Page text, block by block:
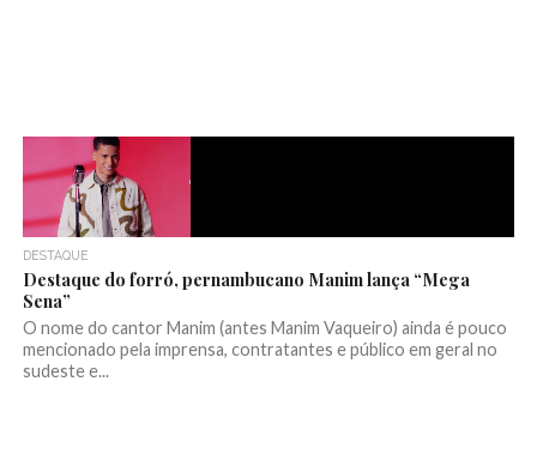
DESTAQUE
Destaque do forró, pernambucano Manim lança “Mega
Sena”
O nome do cantor Manim (antes Manim Vaqueiro) ainda é pouco
mencionado pela imprensa, contratantes e público em geral no
sudeste e...